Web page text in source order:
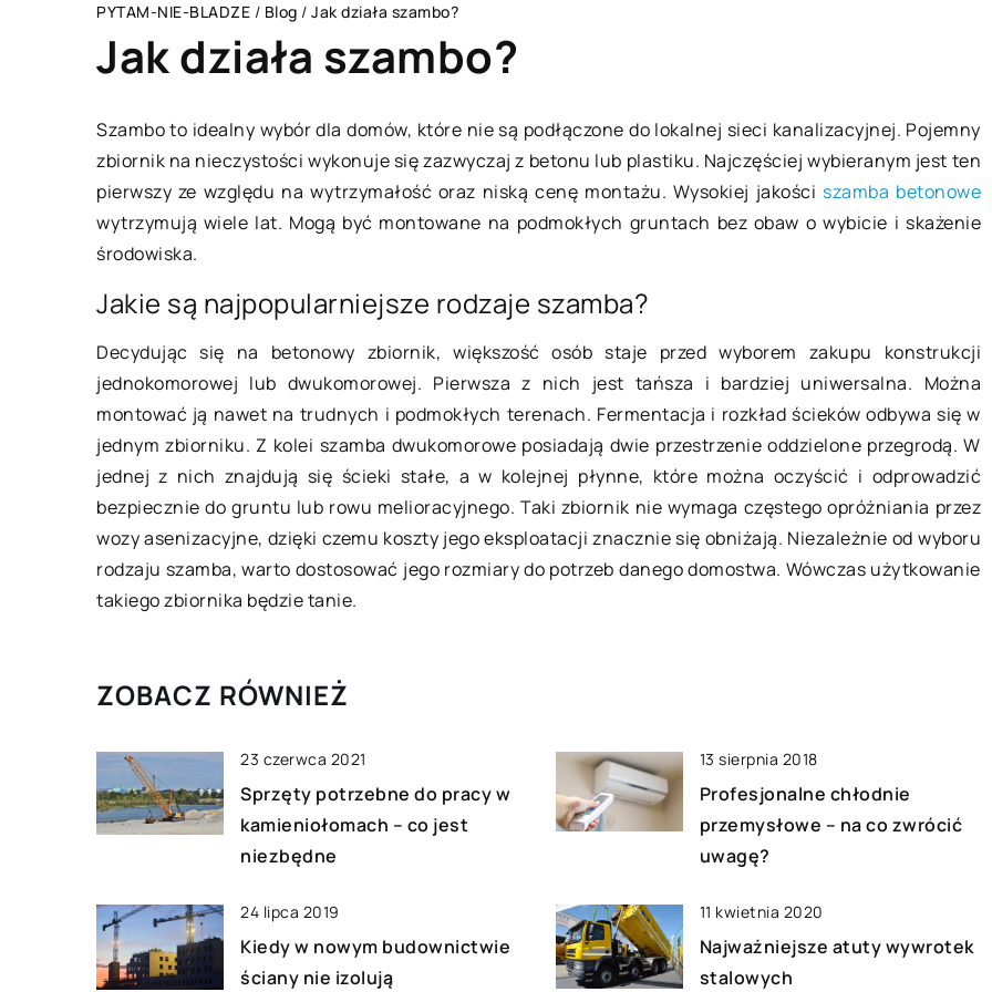
PYTAM-NIE-BLADZE / Blog / Jak działa szambo?
Jak działa szambo?
Szambo to idealny wybór dla domów, które nie są podłączone do lokalnej sieci kanalizacyjnej. Pojemny
zbiornik na nieczystości wykonuje się zazwyczaj z betonu lub plastiku. Najczęściej wybieranym jest ten
pierwszy ze względu na wytrzymałość oraz niską cenę montażu. Wysokiej jakości szamba betonowe
wytrzymują wiele lat. Mogą być montowane na podmokłych gruntach bez obaw o wybicie i skażenie
środowiska.
Jakie są najpopularniejsze rodzaje szamba?
Decydując się na betonowy zbiornik, większość osób staje przed wyborem zakupu konstrukcji
jednokomorowej lub dwukomorowej. Pierwsza z nich jest tańsza i bardziej uniwersalna. Można
montować ją nawet na trudnych i podmokłych terenach. Fermentacja i rozkład ścieków odbywa się w
jednym zbiorniku. Z kolei szamba dwukomorowe posiadają dwie przestrzenie oddzielone przegrodą. W
jednej z nich znajdują się ścieki stałe, a w kolejnej płynne, które można oczyścić i odprowadzić
bezpiecznie do gruntu lub rowu melioracyjnego. Taki zbiornik nie wymaga częstego opróżniania przez
wozy asenizacyjne, dzięki czemu koszty jego eksploatacji znacznie się obniżają. Niezależnie od wyboru
rodzaju szamba, warto dostosować jego rozmiary do potrzeb danego domostwa. Wówczas użytkowanie
takiego zbiornika będzie tanie.
ZOBACZ RÓWNIEŻ
23 czerwca 2021
Sprzęty potrzebne do pracy w
kamieniołomach – co jest
niezbędne
13 sierpnia 2018
Profesjonalne chłodnie
przemysłowe – na co zwrócić
uwagę?
24 lipca 2019
Kiedy w nowym budownictwie
ściany nie izolują
11 kwietnia 2020
Najważniejsze atuty wywrotek
stalowych
zapewnić dziecku bezpieczny i
sen?
dzieci muszą mieć zapewniony
i bezpieczny sen. W
wypadku czekają nas
MIESZKANIE
16 września 2021
Wykończenie ścian w nowym
mieszkaniu – jak to zrobić dobrze?
Prace wykończeniowe, choć zgodnie
ze swoją nazwą, wskazują na
Aby przebiegały […]
BIZNES I USŁUGI
28 lipca 2021
Szkolenia ISO – na czym
Szkolenia z zakresu ISO
(International Organization for
Standardization) mają na celu